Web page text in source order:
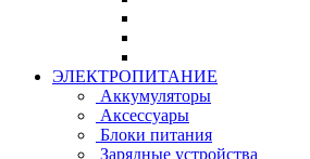
ЭЛЕКТРОПИТАНИЕ
Аккумуляторы
Аксессуары
Блоки питания
Зарядные устройства